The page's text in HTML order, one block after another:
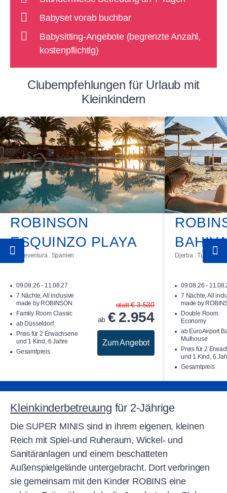
Babyset vorab buchbar
Babysitting-Angebote (begrenzte Anzahl,
kostenpflichtig)
Clubempfehlungen für Urlaub mit
Kleinkindern
ROBINSON
ESQUINZO PLAYA
Fuerteventura . Spanien
09.08.26 - 11.08.27
7 Nächte, All inclusive
made by ROBINSON
Family Room Classic
ab Düsseldorf
Preis für 2 Erwachsene
und 1 Kind, 6 Jahre
Gesamtpreis
statt € 3.530
ab € 2.954
Zum Angebot
Djerba . Tunesien
09.08.26 -
7 Nächte, All
made by
Double Room
Economy
ab EuroAirport
Mulhouse
Preis für 2
und 1 Kind, 6
Gesamtpreis
Kleinkinderbetreuung für 2-Jährige
Die SUPER MINIS sind in ihrem eigenen, kleinen
Reich mit Spiel-und Ruheraum, Wickel- und
Sanitäranlagen und einem beschatteten
Außenspielgelände untergebracht. Dort verbringen
sie gemeinsam mit den Kinder ROBINS eine